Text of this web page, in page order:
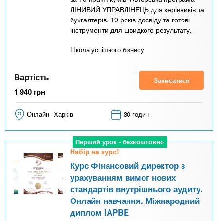
ЛІНИВИЙ УПРАВЛІНЕЦЬ для керівників та
бухгалтерів. 19 років досвіду та готові
інструменти для швидкого результату.
Школа успішного бізнесу
Вартість
1 940 грн
Записатися
Онлайн Харків 30 годин
Перший урок - безкоштовно
Набір на курс!
Курс Фінансовий директор з
урахуванням вимог нових
стандартів внутрішнього аудиту.
Онлайн навчання. Міжнародний
диплом IAPBE